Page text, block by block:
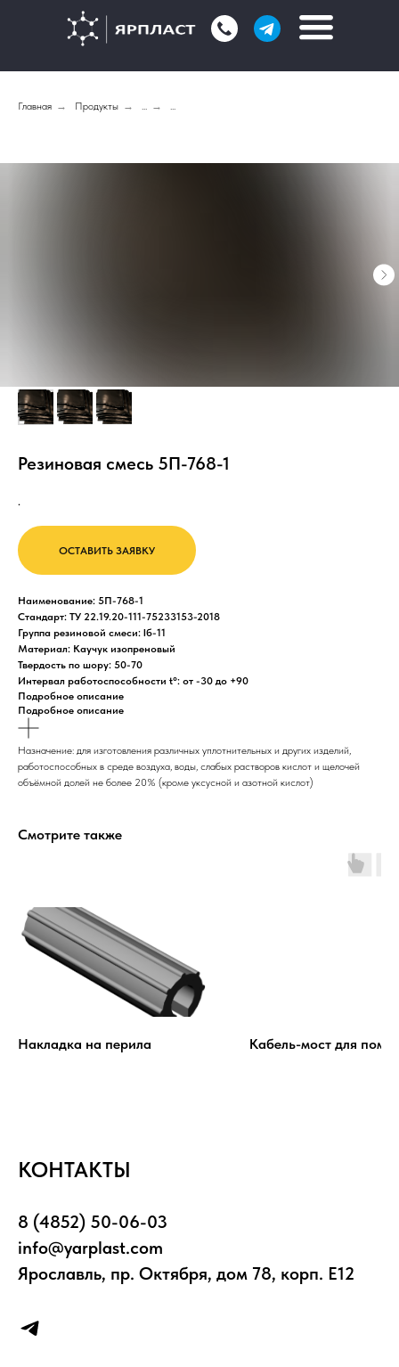
Главная → Продукты → ... → ...
Резиновая смесь 5П-768-1
.
ОСТАВИТЬ ЗАЯВКУ
Наименование: 5П-768-1
Стандарт: ТУ 22.19.20-111-75233153-2018
Группа резиновой смеси: Iб-11
Материал: Каучук изопреновый
Твердость по шору: 50-70
Интервал работоспособности t°: от -30 до +90
Подробное описание
Подробное описание
Назначение: для изготовления различных уплотнительных и других изделий,
работоспособных в среде воздуха, воды, слабых растворов кислот и щелочей
объёмной долей не более 20% (кроме уксусной и азотной кислот)
Смотрите также
Накладка на перила Кабель-мост для
КОНТАКТЫ
8 (4852) 50-06-03
info@yarplast.com
Ярославль, пр. Октября, дом 78, корп. Е12